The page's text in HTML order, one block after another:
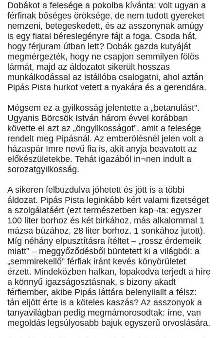
Dobákot a felesége a pokolba kívánta: volt ugyan a
férfinak bőséges öröksége, de nem tudott gyereket
nemzeni, betegeskedett, és az asszonynak amúgy
is egy fiatal béreslegényre fájt a foga. Csoda hát,
hogy férjuram útban lett? Dobák gazda kutyáját
megmérgezték, hogy ne csapjon semmilyen fölös
lármát, majd az áldozatot sikerült hosszas
munkálkodással az istállóba csalogatni, ahol aztán
Pipás Pista hurkot vetett a nyakára és a gerendára.
Mégsem ez a gyilkosság jelentette a „betanulást”.
Ugyanis Börcsök István három évvel korábban
követte el azt az „öngyilkosságot”, amit a felesége
rendelt meg Pipásnál. Az emberölésnél jelen volt a
házaspár Imre nevű fia is, akit anyja beavatott az
előkészületekbe. Tehát igazából in¬nen indult a
sorozatgyilkosság.
A sikeren felbuzdulva jöhetett és jött is a többi
áldozat. Pipás Pista leginkább kért valami fizetséget
a szolgálatáért (ezt természetben kap¬ta: egyszer
100 liter borhoz és két birkához, más alkalommal 1
mázsa búzához, 28 liter borhoz, 1 sonkához jutott).
Míg néhány elpusztításra ítéltet – „rossz érdemeik
miatt” – meggyőződésből büntetett ki a világból: a
„semmirekellő” férfiak iránt kevés könyörületet
érzett. Mindeközben halkan, lopakodva terjedt a híre
a könnyű igazságosztásnak, s bizony akadt
férfiember, akibe Pipás láttára belenyilallt a félsz:
tán eljött érte is a köteles kaszás? Az asszonyok a
tanyavilágban pedig megmámorosodtak: íme, van
megoldás legsúlyosabb bajuk egyszerű orvoslására.